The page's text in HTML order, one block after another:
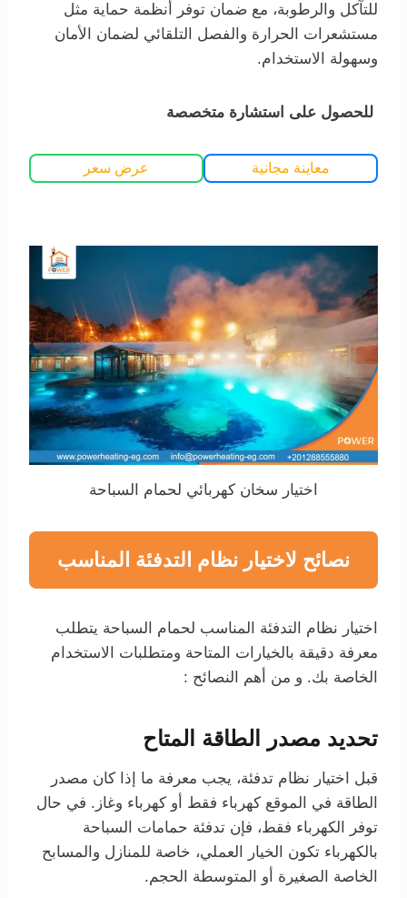
للتآكل والرطوبة، مع ضمان توفر أنظمة حماية مثل
مستشعرات الحرارة والفصل التلقائي لضمان الأمان
وسهولة الاستخدام.
للحصول على استشارة متخصصة
معاينة مجانية عرض سعر
اختيار سخان كهربائي لحمام السباحة
نصائح لاختيار نظام التدفئة المناسب
اختيار نظام التدفئة المناسب لحمام السباحة يتطلب
معرفة دقيقة بالخيارات المتاحة ومتطلبات الاستخدام
الخاصة بك. و من أهم النصائح :
تحديد مصدر الطاقة المتاح
قبل اختيار نظام تدفئة، يجب معرفة ما إذا كان مصدر
الطاقة في الموقع كهرباء فقط أو كهرباء وغاز. في حال
توفر الكهرباء فقط، فإن تدفئة حمامات السباحة
بالكهرباء تكون الخيار العملي، خاصة للمنازل والمسابح
الخاصة الصغيرة أو المتوسطة الحجم.